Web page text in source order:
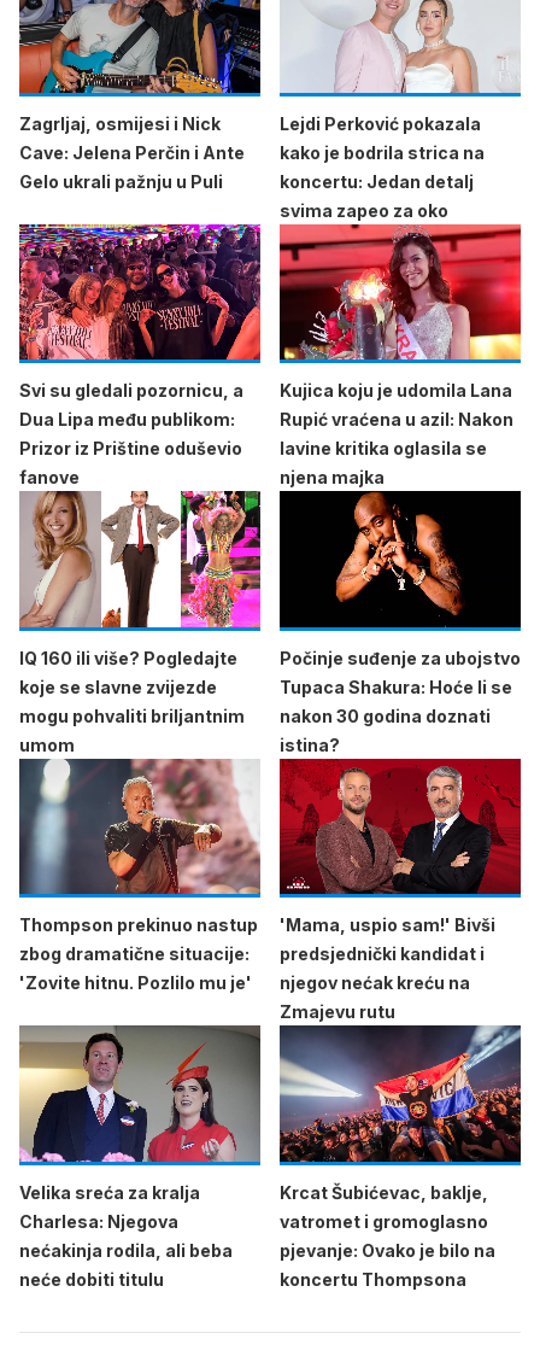
Zagrljaj, osmijesi i Nick
Cave: Jelena Perčin i Ante
Gelo ukrali pažnju u Puli
Lejdi Perković pokazala
kako je bodrila strica na
koncertu: Jedan detalj
svima zapeo za oko
Svi su gledali pozornicu, a
Dua Lipa među publikom:
Prizor iz Prištine oduševio
fanove
Kujica koju je udomila Lana
Rupić vraćena u azil: Nakon
lavine kritika oglasila se
njena majka
IQ 160 ili više? Pogledajte
koje se slavne zvijezde
mogu pohvaliti briljantnim
umom
Počinje suđenje za ubojstvo
Tupaca Shakura: Hoće li se
nakon 30 godina doznati
istina?
Thompson prekinuo nastup
zbog dramatične situacije:
'Zovite hitnu. Pozlilo mu je'
'Mama, uspio sam!' Bivši
predsjednički kandidat i
njegov nećak kreću na
Zmajevu rutu
Velika sreća za kralja
Charlesa: Njegova
nećakinja rodila, ali beba
neće dobiti titulu
Krcat Šubićevac, baklje,
vatromet i gromoglasno
pjevanje: Ovako je bilo na
koncertu Thompsona